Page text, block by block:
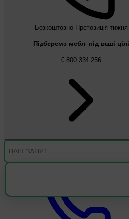
Безкоштовно Пропозиція тижня
Підберемо меблі під ваші цілі
0 800 334 256